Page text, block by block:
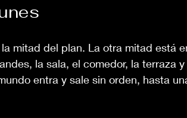
mitad del plan. La otra mitad está
la sala, el comedor, la terraza
entra y sale sin orden, hasta